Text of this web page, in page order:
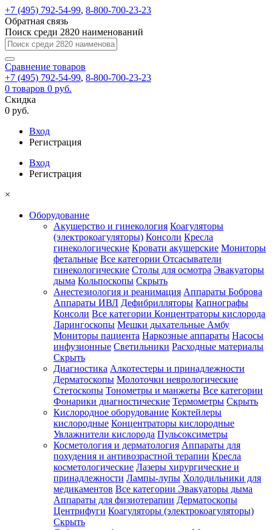
+7 (495) 792-54-99, 8-800-700-23-23
Обратная связь
Поиск среди 2820 наименований
Сравнение товаров
+7 (495) 792-54-99, 8-800-700-23-23
0 товаров 0 руб.
Скидка
0 руб.
Вход
Регистрация
Вход
Регистрация
×
Оборудование
Акушерство и гинекология Коагуляторы
(электрокоагуляторы) Консоли Кресла
гинекологические Кровати акушерские Мониторы
фетальные Все категории Отсасыватели
гинекологические Столы для осмотра Эвакуаторы
дыма Кольпоскопы Скрыть
Анестезиология и реанимация Аппараты Боброва
Аппараты ИВЛ Дефибрилляторы Капнографы
Консоли Все категории Концентраторы кислорода
Ларингоскопы Мешки дыхательные Амбу
Мониторы пациента Наркозные аппараты Насосы
инфузионные Светильники Расходные материалы
Скрыть
Диагностика Алкотестеры и принадлежности
Дерматоскопы Молоточки неврологические
Стетоскопы Тонометры и манжеты Все категории
Фонарики диагностические Термометры Скрыть
Кислородное оборудование Коктейлеры
кислородные Концентраторы кислородные
Увлажнители кислорода Пульсоксиметры
Косметология и дерматология Аппараты для
похудения и антивозрастной терапии Кресла
косметологические Лазеры хирургические и
принадлежности Лампы-лупы Холодильники для
медикаментов Все категории Эвакуаторы дыма
Аппараты для физиотерапии Дерматоскопы
Центрифуги Коагуляторы (электрокоагуляторы)
Скрыть